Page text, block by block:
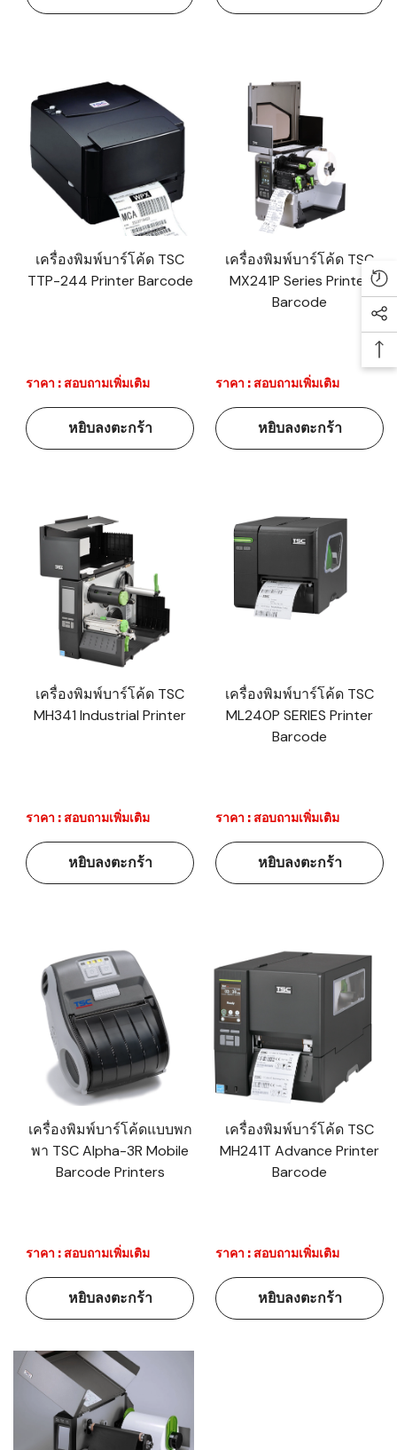
เครื่องพิมพ์บาร์โค้ด TSC
TTP-244 Printer Barcode
ราคา : สอบถามเพิ่มเติม
หยิบลงตะกร้า
เครื่องพิมพ์บาร์โค้ด TSC
MX241P Series Printer
Barcode
ราคา : สอบถามเพิ่มเติม
หยิบลงตะกร้า
เครื่องพิมพ์บาร์โค้ด TSC
MH341 Industrial Printer
ราคา : สอบถามเพิ่มเติม
หยิบลงตะกร้า
เครื่องพิมพ์บาร์โค้ด TSC
ML240P SERIES Printer
Barcode
ราคา : สอบถามเพิ่มเติม
หยิบลงตะกร้า
เครื่องพิมพ์บาร์โค้ดแบบพก
พา TSC Alpha-3R Mobile
Barcode Printers
ราคา : สอบถามเพิ่มเติม
หยิบลงตะกร้า
เครื่องพิมพ์บาร์โค้ด TSC
MH241T Advance Printer
Barcode
ราคา : สอบถามเพิ่มเติม
หยิบลงตะกร้า